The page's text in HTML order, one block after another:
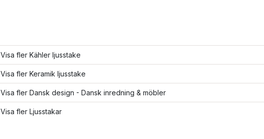
Visa fler Kähler ljusstake
Visa fler Keramik ljusstake
Visa fler Dansk design - Dansk inredning & möbler
Visa fler Ljusstakar